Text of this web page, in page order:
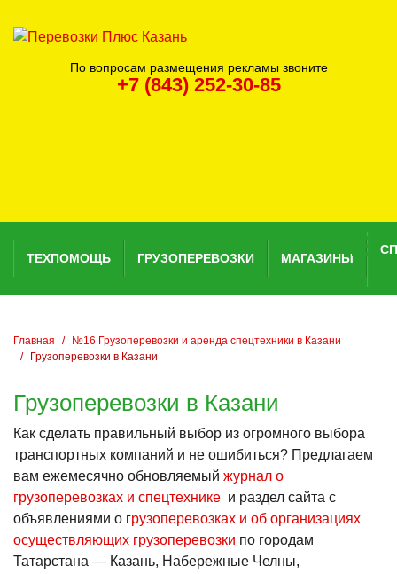
По вопросам размещения рекламы звоните
+7 (843) 252-30-85
ТЕХПОМОЩЬ ГРУЗОПЕРЕВОЗКИ МАГАЗИНЫ
Главная
№16 Грузоперевозки и аренда спецтехники в Казани
Грузоперевозки в Казани
Грузоперевозки в Казани
Как сделать правильный выбор из огромного выбора
транспортных компаний и не ошибиться? Предлагаем
вам ежемесячно обновляемый журнал о
грузоперевозках и спецтехнике и раздел сайта с
объявлениями о грузоперевозках и об организациях
осуществляющих грузоперевозки по городам
Татарстана — Казань, Набережные Челны,